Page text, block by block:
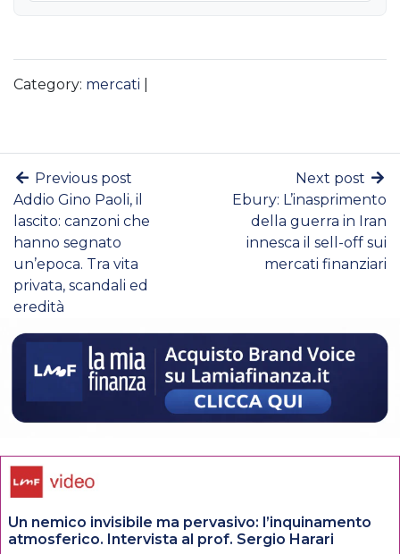
Category: mercati
Previous post
Addio Gino Paoli, il
lascito: canzoni che
hanno segnato
un’epoca. Tra vita
privata, scandali ed
eredità
Next post
Ebury: L’inasprimento
della guerra in Iran
innesca il sell-off sui
mercati finanziari
Un nemico invisibile ma pervasivo: l’inquinamento
atmosferico. Intervista al prof. Sergio Harari